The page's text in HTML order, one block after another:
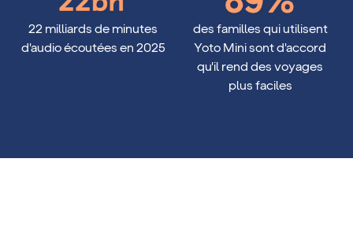
22 milliards de minutes
d'audio écoutées en 2025
89%
des familles qui utilisent
Yoto Mini sont d'accord
qu'il rend des voyages
plus faciles